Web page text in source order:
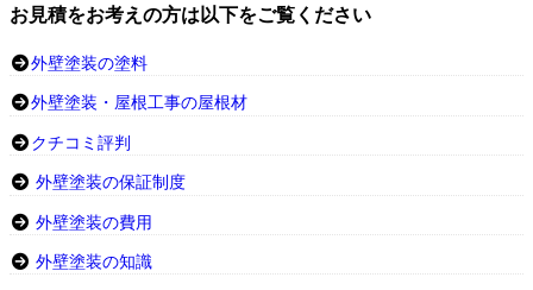
お見積をお考えの方は以下をご覧ください
外壁塗装の塗料
外壁塗装・屋根工事の屋根材
クチコミ評判
外壁塗装の保証制度
外壁塗装の費用
外壁塗装の知識